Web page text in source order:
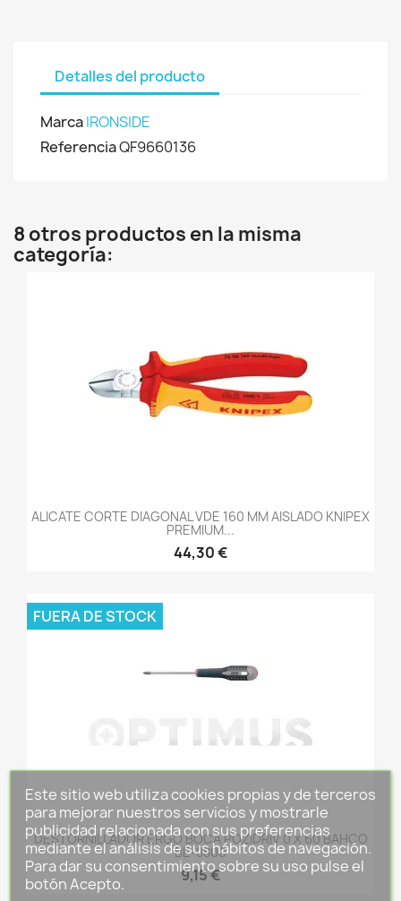
Detalles del producto
MarcaIRONSIDE
ReferenciaQF9660136
8 otros productos en la misma
categoría:
ALICATE CORTE DIAGONAL VDE 160 MM AISLADO KNIPEX
PREMIUM...
44,30 €
DESTORNILLADOR ERGO BOCA POZIDRIV 0 X 60 BAHCO
BE-8800
9,15 €
FUERA DE STOCK
Este sitio web utiliza cookies propias y de terceros
para mejorar nuestros servicios y mostrarle
publicidad relacionada con sus preferencias
mediante el análisis de sus hábitos de navegación.
Para dar su consentimiento sobre su uso pulse el
botón Acepto.